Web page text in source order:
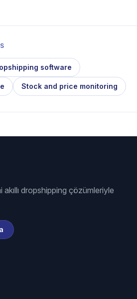
software
Stock and price monitoring
dropshipping çözümleriyle